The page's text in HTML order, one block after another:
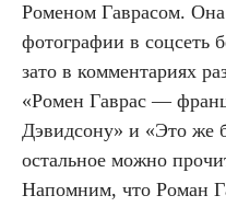
Роменом Гаврасом.
фотографии в соцсеть
зато в комментариях
«Ромен Гаврас —
Дэвидсону» и «Это
остальное можно
Напомним, что Роман